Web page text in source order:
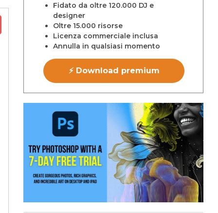
Fidato da oltre 120.000 DJ e
designer
Oltre 15.000 risorse
Licenza commerciale inclusa
Annulla in qualsiasi momento
⚡ Download premium